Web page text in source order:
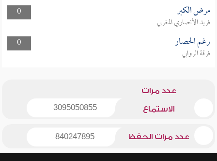
0
مرض الكبر
فريد الأنصاري المغربي
0
رغم الحصار
فرقة الروابي
عدد مرات
الاستماع 3095050855
عدد مرات الحفظ 840247895